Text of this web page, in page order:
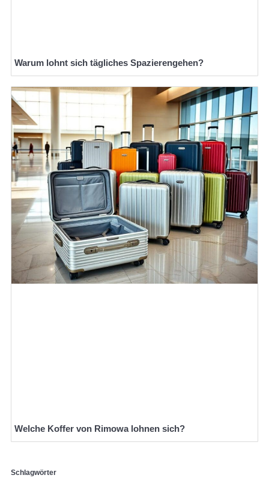
Warum lohnt sich tägliches Spazierengehen?
Welche Koffer von Rimowa lohnen sich?
Schlagwörter